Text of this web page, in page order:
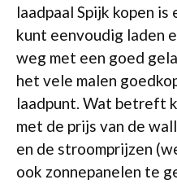
laadpaal Spijk kopen
kunt eenvoudig laden
weg met een goed
het vele malen
laadpunt. Wat betreft
met de prijs van de
en de stroomprijzen
ook zonnepanelen te